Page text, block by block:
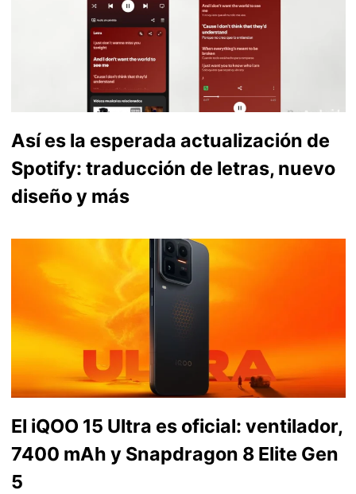
Así es la esperada actualización de
Spotify: traducción de letras, nuevo
diseño y más
El iQOO 15 Ultra es oficial: ventilador,
7400 mAh y Snapdragon 8 Elite Gen
5